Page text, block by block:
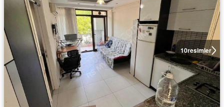
10resimler